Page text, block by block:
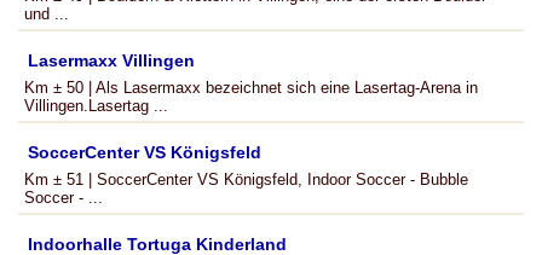
und ...
Lasermaxx Villingen
Km ± 50 | Als Lasermaxx bezeichnet sich eine Lasertag-Arena in
Villingen.Lasertag ...
SoccerCenter VS Königsfeld
Km ± 51 | SoccerCenter VS Königsfeld, Indoor Soccer - Bubble
Soccer - ...
Indoorhalle Tortuga Kinderland